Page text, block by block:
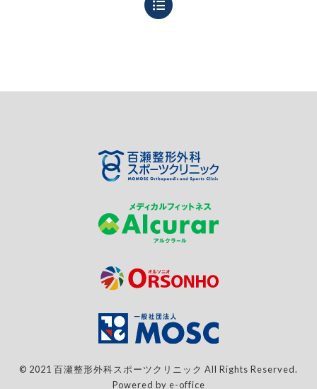
© 2021 百瀬整形外科スポーツクリニック All Rights Reserved.
Powered by e-office